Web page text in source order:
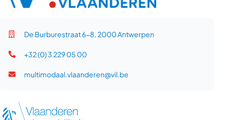
De Burburestraat 6-8, 2000 Antwerpen
+32 (0) 3 229 05 00
multimodaal.vlaanderen@vil.be